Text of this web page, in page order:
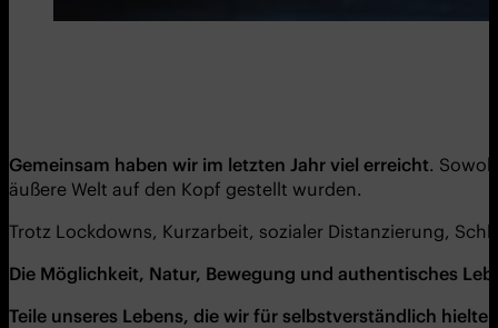
Gemeinsam haben wir im letzten Jahr viel erreicht.
äußere Welt auf den Kopf gestellt wurden.
Trotz Lockdowns, Kurzarbeit, sozialer Distanzierung,
Die Möglichkeit, Natur, Bewegung und authentisches
Teile unseres Lebens, die wir für selbstverständlich